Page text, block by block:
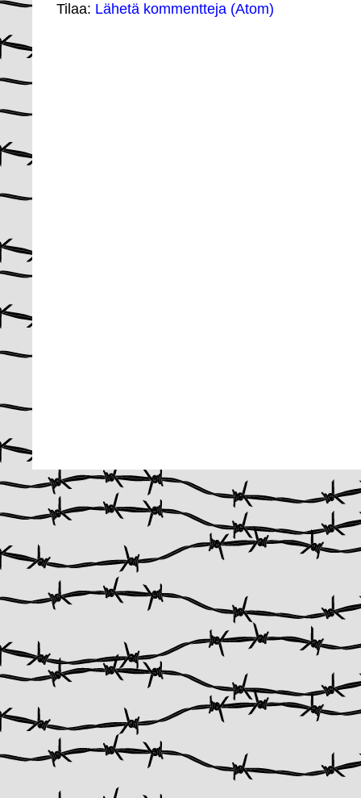
Tilaa: Lähetä kommentteja (Atom)